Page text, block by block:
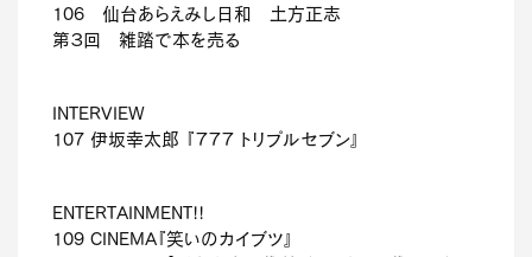
106 仙台あらえみし日和 土方正志
第３回 雑踏で本を売る
INTERVIEW
107 伊坂幸太郎 『７７７ トリプルセブン』
ENTERTAINMENT!!
109 CINEMA『笑いのカイブツ』